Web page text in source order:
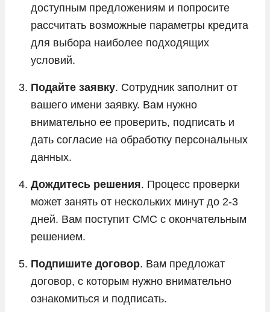
доступным предложениям и попросите
рассчитать возможные параметры кредита
для выбора наиболее подходящих
условий.
Подайте заявку. Сотрудник заполнит от
вашего имени заявку. Вам нужно
внимательно ее проверить, подписать и
дать согласие на обработку персональных
данных.
Дождитесь решения. Процесс проверки
может занять от нескольких минут до 2-3
дней. Вам поступит СМС с окончательным
решением.
Подпишите договор. Вам предложат
договор, с которым нужно внимательно
ознакомиться и подписать.